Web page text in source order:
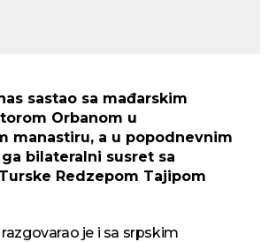
sastao sa mađarskim
Orbanom u
manastiru, a u popodnevnim
bilateralni susret sa
Redzepom Tajipom
je i sa srpskim